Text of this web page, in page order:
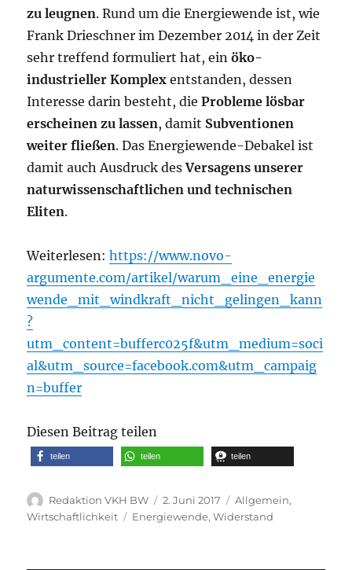
zu leugnen. Rund um die Energiewende ist, wie
Frank Drieschner im Dezember 2014 in der Zeit
sehr treffend formuliert hat, einöko-
industrieller Komplex entstanden, dessen
Interesse darin besteht, dieProbleme lösbar
erscheinen zu lassen, damit Subventionen
weiter fließen. Das Energiewende-Debakel ist
damit auch Ausdruck desVersagens unserer
naturwissenschaftlichen und technischen
Eliten.
Weiterlesen:https://www.novo-
argumente.com/artikel/warum_eine_energie
wende_mit_windkraft_nicht_gelingen_kann
?
utm_content=bufferc025f&utm_medium=soci
al&utm_source=facebook.com&utm_campaig
n=buffer
Diesen Beitrag teilen
teilen teilen teilen
Autor
Redaktion VKH BW
Veröffentlicht
am
2. Juni 2017 Kategorien
Allgemein,
Wirtschaftlichkeit
Schlagwörter
Energiewende,Widerstand